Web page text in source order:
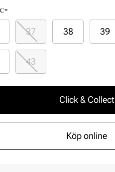
:-
37 38 39
43
Click & Collect
Köp online